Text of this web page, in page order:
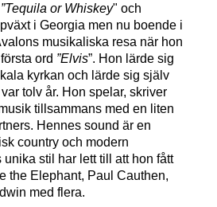
”Tequila or Whiskey" och
i Georgia men nu boende i
musikaliska resa när hon
ord ”Elvis”. Hon lärde sig
kyrkan och lärde sig själv
tolv år. Hon spelar, skriver
tillsammans med en liten
Hennes sound är en
country och modern
stil har lett till att hon fått
the Elephant, Paul Cauthen,
med flera.